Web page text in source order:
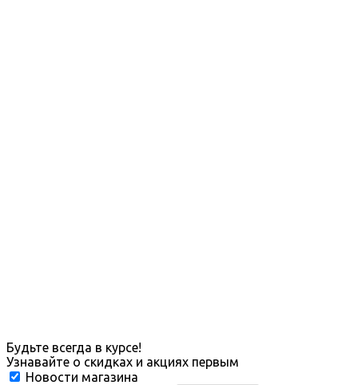
Будьте всегда в курсе!
Узнавайте о скидках и акциях первым
Новости магазина